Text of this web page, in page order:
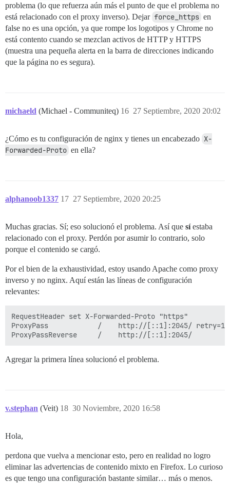
problema (lo que refuerza aún más el punto de que el problema no
está relacionado con el proxy inverso). Dejar force_https en
false no es una opción, ya que rompe los logotipos y Chrome no
está contento cuando se mezclan activos de HTTP y HTTPS
(muestra una pequeña alerta en la barra de direcciones indicando
que la página no es segura).
michaeld (Michael - Communiteq) 27 Septiembre, 2020 20:02
16
¿Cómo es tu configuración de nginx y tienes un encabezado X-
Forwarded-Proto en ella?
alphanoob1337 27 Septiembre, 2020 20:25
17
Muchas gracias. Sí; eso solucionó el problema. Así que síestaba
relacionado con el proxy. Perdón por asumir lo contrario, solo
porque el contenido se cargó.
Por el bien de la exhaustividad, estoy usando Apache como proxy
inverso y no nginx. Aquí están las líneas de configuración
relevantes:
RequestHeader set X-Forwarded-Proto "https"
ProxyPass            /    http://[::1]:2045/ retry=10
Agregar la primera línea solucionó el problema.
v.stephan (Veit) 30 Noviembre, 2020 16:58
18
Hola,
perdona que vuelva a mencionar esto, pero en realidad no logro
eliminar las advertencias de contenido mixto en Firefox. Lo curioso
es que tengo una configuración bastante similar… más o menos.